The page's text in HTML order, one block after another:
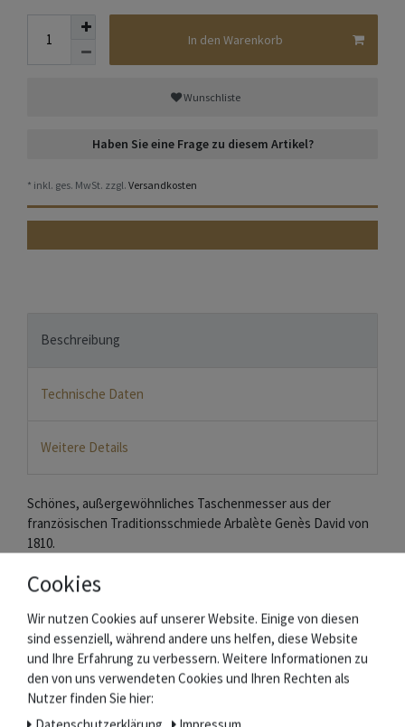
In den Warenkorb
Wunschliste
Haben Sie eine Frage zu diesem Artikel?
* inkl. ges. MwSt. zzgl. Versandkosten
Beschreibung
Technische Daten
Weitere Details
Schönes, außergewöhnliches Taschenmesser aus der
französischen Traditionsschmiede Arbalète Genès David von
1810.
Das Messer hat die klassische Thiers-Form. Die massiven 12
Feder und Platinen sind schön von Hand verziert. Ebenso der
Rücken der 9 cm langen Klinge. Sie besteht aus 12C27 Sandvik-
Stahl.
In die Klinge ist das Logo der Schmiede mit der
Cookies
Wir nutzen Cookies auf unserer Website. Einige von diesen
sind essenziell, während andere uns helfen, diese Website
und Ihre Erfahrung zu verbessern. Weitere Informationen zu
den von uns verwendeten Cookies und Ihren Rechten als
Nutzer finden Sie hier: